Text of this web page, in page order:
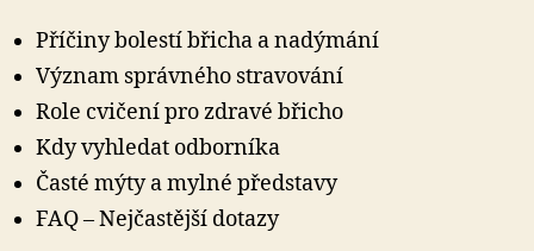
Příčiny bolestí břicha a nadýmání
Význam správného stravování
Role cvičení pro zdravé břicho
Kdy vyhledat odborníka
Časté mýty a mylné představy
FAQ – Nejčastější dotazy